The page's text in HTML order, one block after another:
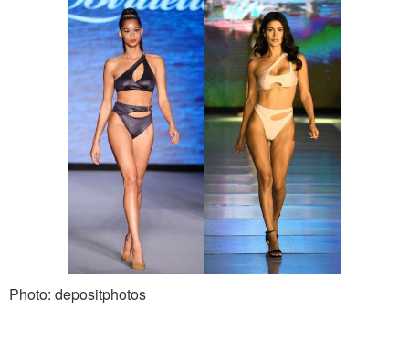
Photo: depositphotos